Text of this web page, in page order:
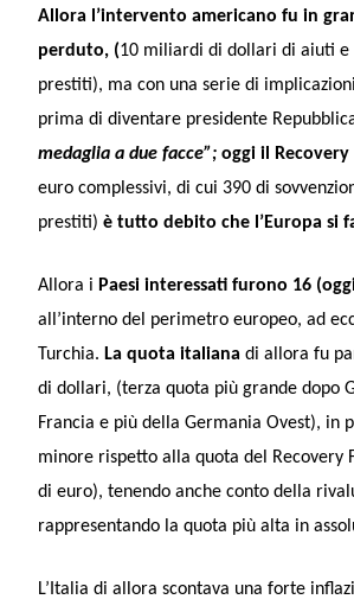
Allora l’intervento americano fu in
perduto, (10 miliardi di dollari di aiuti
prestiti), ma con una serie di
prima di diventare presidente
medaglia a due facce”; oggi il Recovery
euro complessivi, di cui 390 di
prestiti)è tutto debito che l’Europa si
Allora i Paesi interessati furono 16
all’interno del perimetro europeo, ad
Turchia. La quota italianadi allora fu
di dollari, (terza quota più grande dopo
Francia e più della Germania Ovest), in
minore rispetto alla quota del Recovery
di euro), tenendo anche conto della
rappresentando la quota più alta in
L’Italia di allora scontava una forte